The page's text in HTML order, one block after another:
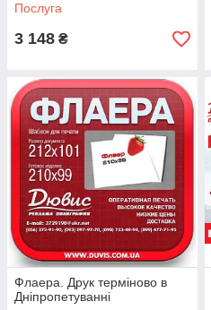
Послуга
3 148 ₴
Флаера. Друк терміново в
Дніпропетуванні